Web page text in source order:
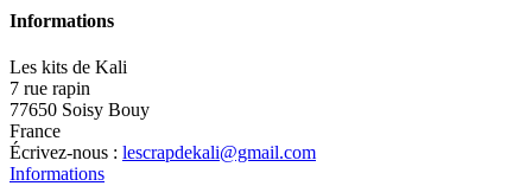
Informations
Les kits de Kali
7 rue rapin
77650 Soisy Bouy
France
Écrivez-nous : lescrapdekali@gmail.com
Informations